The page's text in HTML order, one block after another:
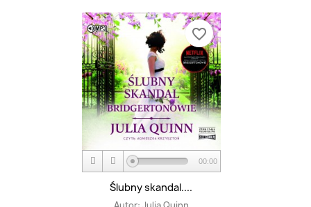
00:00
Ślubny skandal....
favorite_border